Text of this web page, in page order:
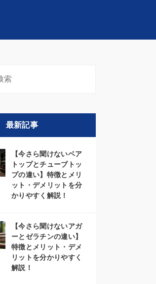
最新記事
【今さら聞けないベア
トップとチューブトッ
プの違い】特徴とメリ
ット・デメリットを分
かりやすく解説！
【今さら聞けないアガ
ーとゼラチンの違い】
特徴とメリット・デメ
リットを分かりやすく
解説！